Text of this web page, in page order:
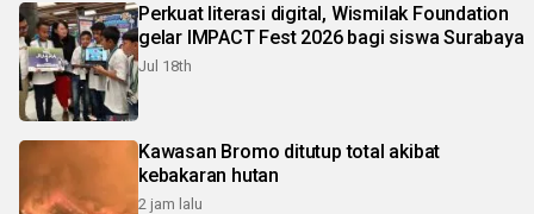
Perkuat literasi digital, Wismilak Foundation
gelar IMPACT Fest 2026 bagi siswa Surabaya
Jul 18th
Kawasan Bromo ditutup total akibat
kebakaran hutan
2 jam lalu